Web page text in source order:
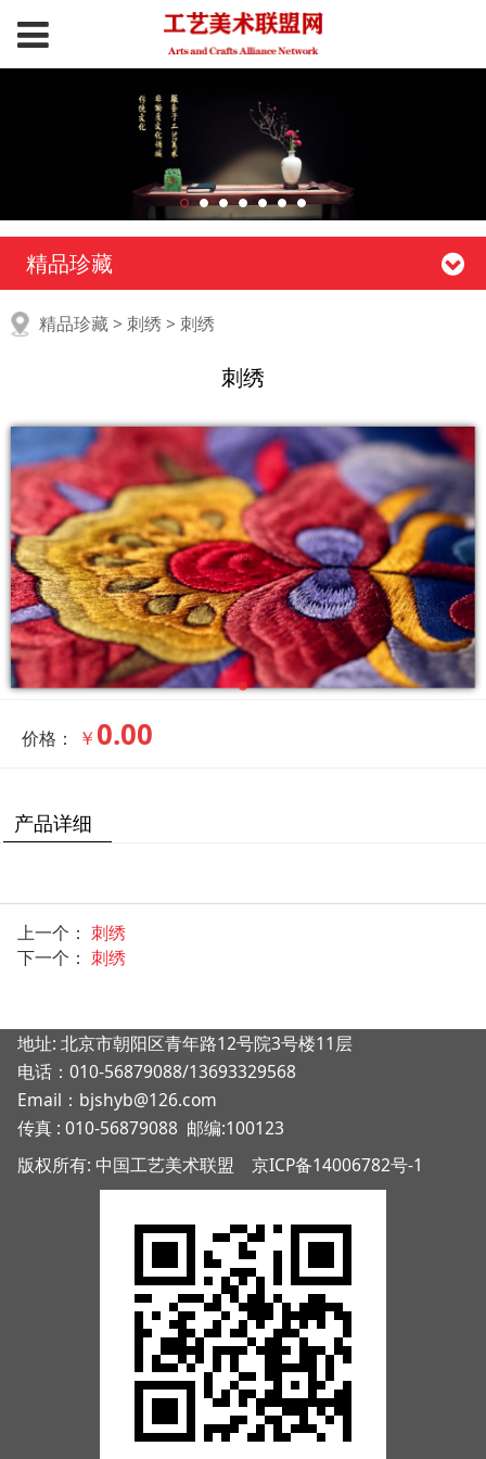
精品珍藏
刺绣
精品珍藏>刺绣>刺绣
刺绣
价格： ￥ 0.00
产品详细
上一个： 刺绣
下一个： 刺绣
地址: 北京市朝阳区青年路12号院3号楼11层
电话：010-56879088/13693329568
Email：bjshyb@126.com
传真 : 010-56879088 邮编:100123
版权所有: 中国工艺美术联盟 京ICP备14006782号-1